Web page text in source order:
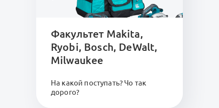
Факультет Makita,
Ryobi, Bosch, DeWalt,
Milwaukee
На какой поступать? Чо так
дорого?